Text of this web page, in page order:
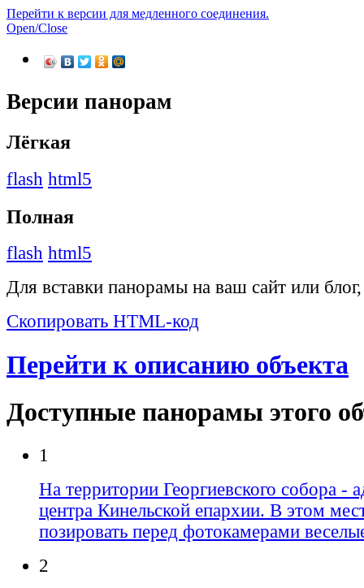
Перейти к версии для медленного соединения.
Open/Close
Версии панорам
Лёгкая
flash html5
Полная
flash html5
Для вставки панорамы на ваш сайт или
Скопировать HTML-код
Перейти к описанию объекта
Доступные панорамы этого
1
На территории Георгиевского собора -
центра Кинельской епархии. В этом
позировать перед фотокамерами
2